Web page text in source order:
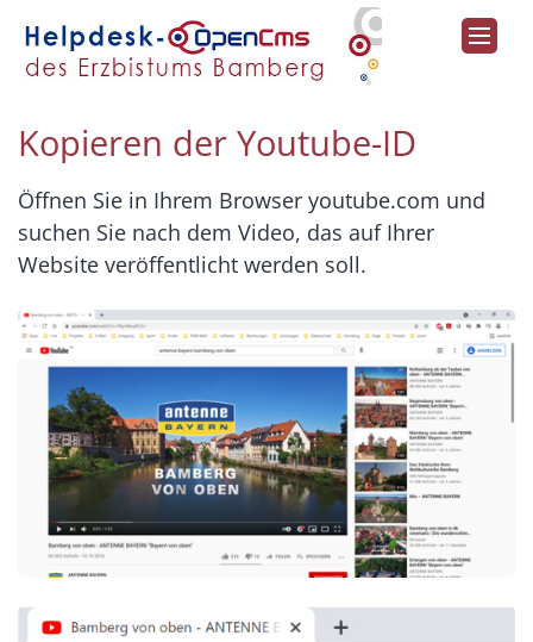
Zum Inhalt springen
Kopieren der Youtube-ID
Öffnen Sie in Ihrem Browser youtube.com und
suchen Sie nach dem Video, das auf Ihrer
Website veröffentlicht werden soll.